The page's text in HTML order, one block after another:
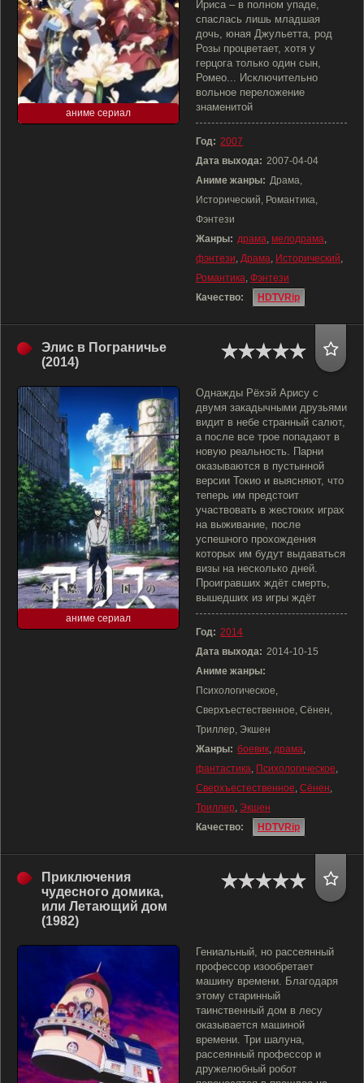
аниме сериал
Ириса – в полном упаде,
спаслась лишь младшая
дочь, юная Джульетта, род
Розы процветает, хотя у
герцога только один сын,
Ромео... Исключительно
вольное переложение
знаменитой
Год: 2007
Дата выхода: 2007-04-04
Аниме жанры: Драма,
Исторический, Романтика,
Фэнтези
Жанры: драма, мелодрама,
фэнтези, Драма, Исторический,
Романтика, Фэнтези
Качество:
HDTVRip
Элис в Пограничье
(2014)
аниме сериал
Однажды Рёхэй Арису с
двумя закадычными друзьями
видит в небе странный салют,
а после все трое попадают в
новую реальность. Парни
оказываются в пустынной
версии Токио и выясняют, что
теперь им предстоит
участвовать в жестоких играх
на выживание, после
успешного прохождения
которых им будут выдаваться
визы на несколько дней.
Проигравших ждёт смерть,
вышедших из игры ждёт
Год: 2014
Дата выхода: 2014-10-15
Аниме жанры:
Психологическое,
Сверхъестественное, Сёнен,
Триллер, Экшен
Жанры: боевик, драма,
фантастика, Психологическое,
Сверхъестественное, Сёнен,
Триллер, Экшен
Качество:
HDTVRip
Приключения
чудесного домика,
или Летающий дом
(1982)
Гениальный, но рассеянный
профессор изообретает
машину времени. Благодаря
этому старинный
таинственный дом в лесу
оказывается машиной
времени. Три шалуна,
рассеянный профессор и
дружелюбный робот